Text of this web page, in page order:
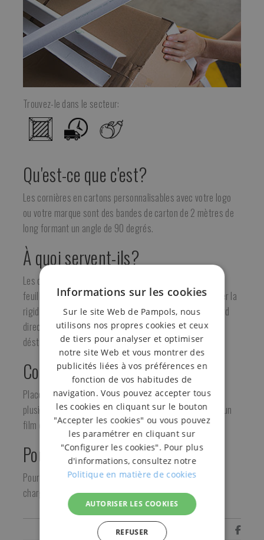
Trouvez-le dans le secteur:
Qu'est-ce que c'est?
Les cornières en cartons personnalisables avec votre logo
ou votre marque sont des bandes de carton de 2 mètres de
long formant un angle de 90 degrés.
À quoi servent-ils?
Les cornières en carton s'utilisent en complément des
feuillards et des films étirables pour palettiser et assurer la
rigidité de la charge. Elles évitent les marques de feuillard
directement sur les caisse-palettes et évitent de
déstabiliser les palettes de grande hauteur.
Comment les utilise-t-on?
Placez-les sur les coins de la palette puis fixez-les avec
plusieurs points de feuillard ou emballez la palette dans un
film étirable.
Pour qui?
Pour toute entreprise qui doit stabiliser et fixer le
chargement sur des palettes pour le transport.
Partager
Informations sur les cookies
Sur le site Web de Pampols, nous
utilisons nos propres cookies et ceux
de tiers pour analyser et optimiser
notre site Web et vous montrer des
publicités liées à vos préférences en
fonction de vos habitudes de
navigation. Vous pouvez accepter tous
les cookies en cliquant sur le bouton
"Accepter les cookies" ou vous pouvez
les paramétrer en cliquant sur
"Configurer les cookies". Pour plus
d'informations, consultez notre
Politique en matière de cookies
AUTORISER LES COOKIES
REFUSER